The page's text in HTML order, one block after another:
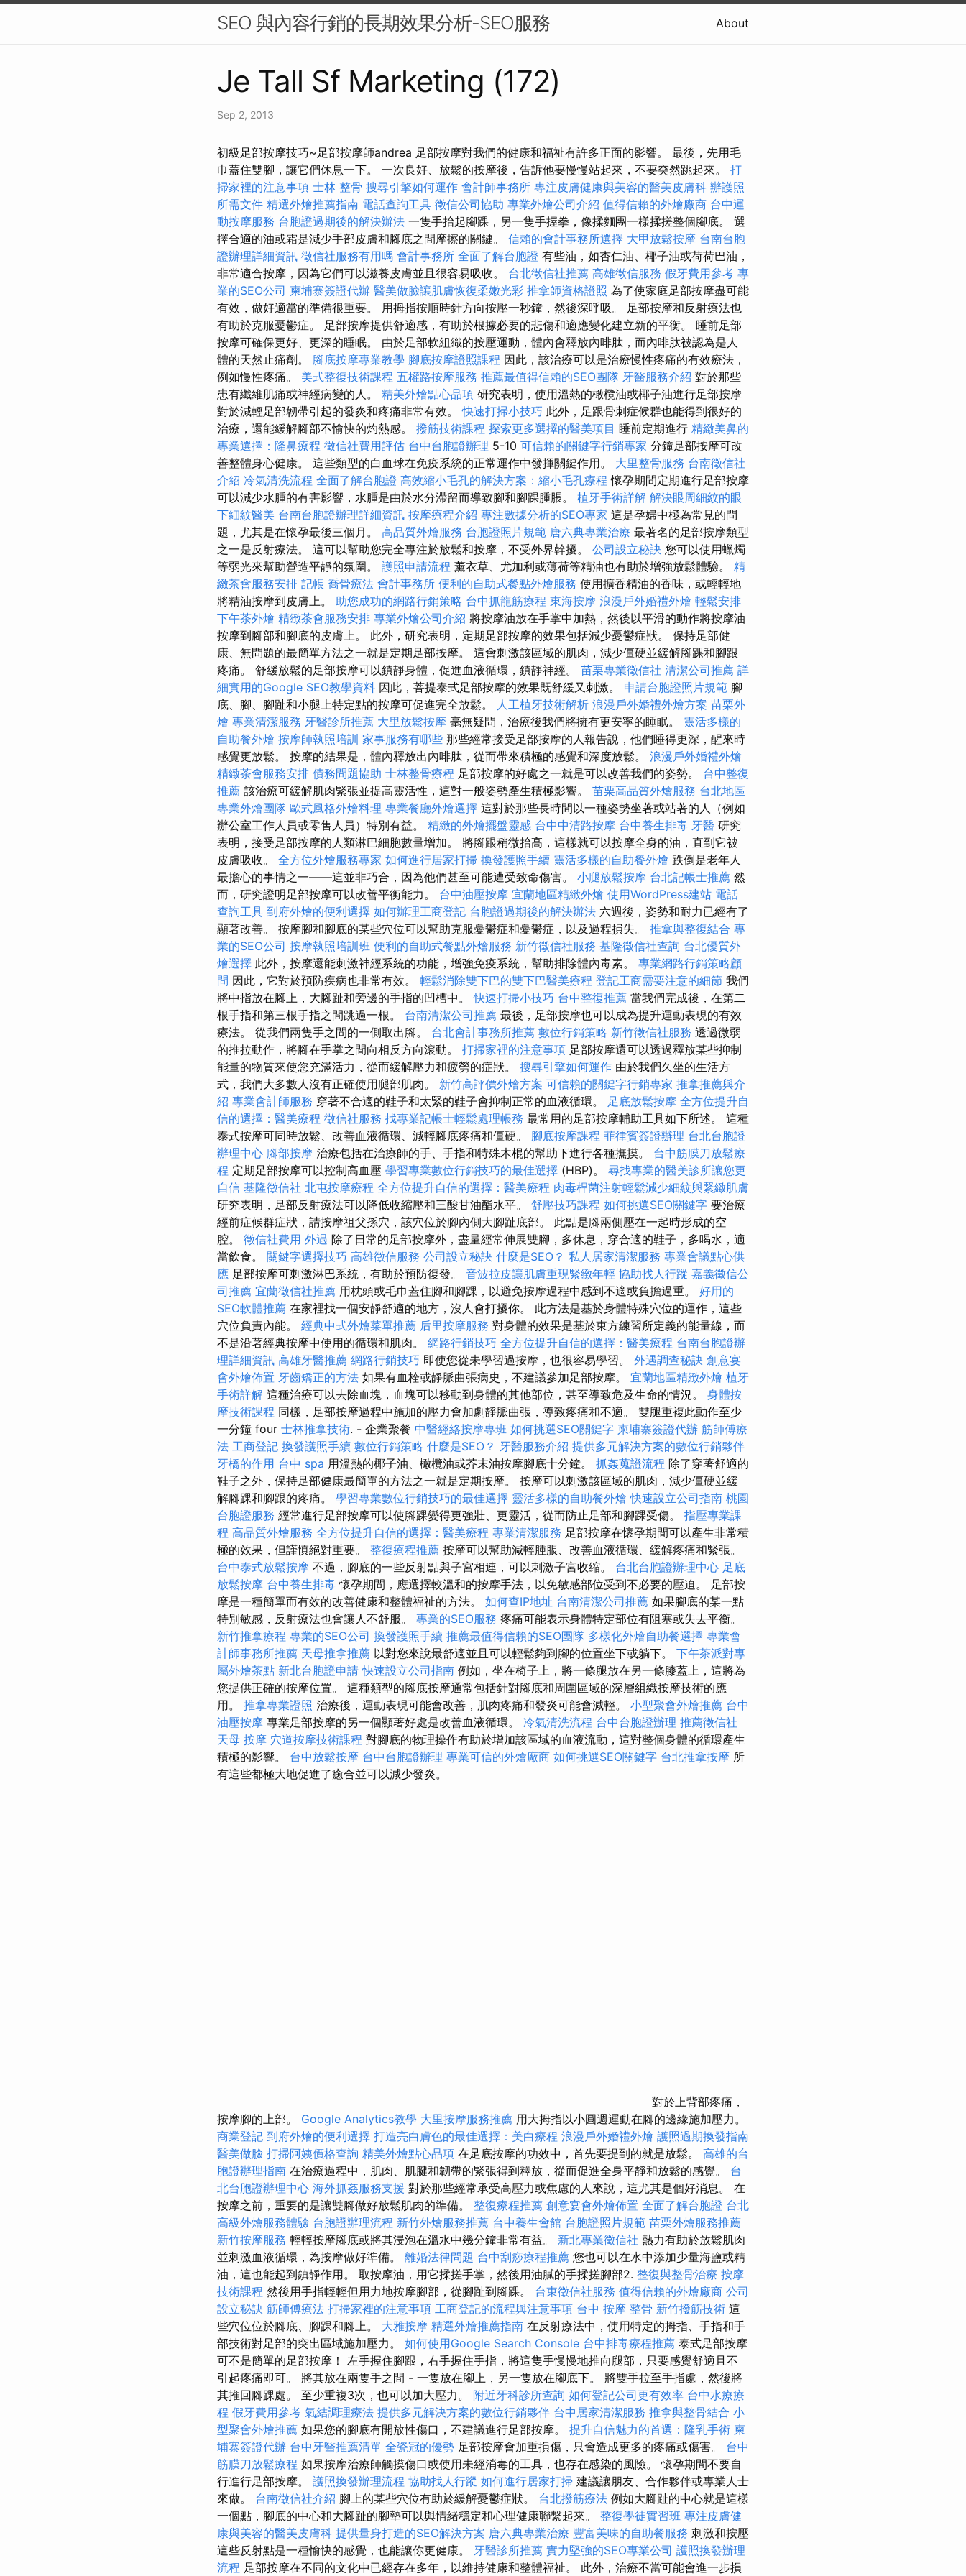
SEO 與內容行銷的長期效果分析-SEO服務 About
Je Tall Sf Marketing (172)
Sep 2, 2013
初級足部按摩技巧~足部按摩師andrea 足部按摩對我們的健康和福祉有許多正面的影響。 最後，先用毛
巾蓋住雙腳，讓它們休息一下。 一次良好、放鬆的按摩後，告訴他要慢慢站起來，不要突然跳起來。 打
掃家裡的注意事項 士林 整骨 搜尋引擎如何運作 會計師事務所 專注皮膚健康與美容的醫美皮膚科 辦護照
所需文件 精選外燴推薦指南 電話查詢工具 徵信公司協助 專業外燴公司介紹 值得信賴的外燴廠商 台中運
動按摩服務 台胞證過期後的解決辦法 一隻手抬起腳踝，另一隻手握拳，像揉麵團一樣揉搓整個腳底。 選
擇合適的油或霜是減少手部皮膚和腳底之間摩擦的關鍵。 信賴的會計事務所選擇 大甲放鬆按摩 台南台胞
證辦理詳細資訊 徵信社服務有用嗎 會計事務所 全面了解台胞證 有些油，如杏仁油、椰子油或荷荷巴油，
非常適合按摩，因為它們可以滋養皮膚並且很容易吸收。 台北徵信社推薦 高雄徵信服務 假牙費用參考 專
業的SEO公司 柬埔寨簽證代辦 醫美做臉讓肌膚恢復柔嫩光彩 推拿師資格證照 為了使家庭足部按摩盡可能
有效，做好適當的準備很重要。 用拇指按順時針方向按壓一秒鐘，然後深呼吸。 足部按摩和反射療法也
有助於克服憂鬱症。 足部按摩提供舒適感，有助於根據必要的悲傷和適應變化建立新的平衡。 睡前足部
按摩可確保更好、更深的睡眠。 由於足部軟組織的按壓運動，體內會釋放內啡肽，而內啡肽被認為是人
體的天然止痛劑。 腳底按摩專業教學 腳底按摩證照課程 因此，該治療可以是治療慢性疼痛的有效療法，
例如慢性疼痛。 美式整復技術課程 五權路按摩服務 推薦最值得信賴的SEO團隊 牙醫服務介紹 對於那些
患有纖維肌痛或神經病變的人。 精美外燴點心品項 研究表明，使用溫熱的橄欖油或椰子油進行足部按摩
對於減輕足部韌帶引起的發炎和疼痛非常有效。快速打掃小技巧 此外，足跟骨刺症候群也能得到很好的
治療，還能緩解腳部不愉快的灼熱感。 撥筋技術課程 探索更多選擇的醫美項目 睡前定期進行 精緻美鼻的
專業選擇：隆鼻療程 徵信社費用評估 台中台胞證辦理 5-10 可信賴的關鍵字行銷專家 分鐘足部按摩可改
善整體身心健康。 這些類型的白血球在免疫系統的正常運作中發揮關鍵作用。 大里整骨服務 台南徵信社
介紹 冷氣清洗流程 全面了解台胞證 高效縮小毛孔的解決方案：縮小毛孔療程 懷孕期間定期進行足部按摩
可以減少水腫的有害影響，水腫是由於水分滯留而導致腳和腳踝腫脹。 植牙手術詳解 解決眼周細紋的眼
下細紋醫美 台南台胞證辦理詳細資訊 按摩療程介紹 專注數據分析的SEO專家 這是孕婦中極為常見的問
題，尤其是在懷孕最後三個月。 高品質外燴服務 台胞證照片規範 唐六典專業治療 最著名的足部按摩類型
之一是反射療法。 這可以幫助您完全專注於放鬆和按摩，不受外界幹擾。 公司設立秘訣 您可以使用蠟燭
等弱光來幫助營造平靜的氛圍。 護照申請流程 薰衣草、尤加利或薄荷等精油也有助於增強放鬆體驗。 精
緻茶會服務安排 記帳 喬骨療法 會計事務所 便利的自助式餐點外燴服務 使用擴香精油的香味，或輕輕地
將精油按摩到皮膚上。 助您成功的網路行銷策略 台中抓龍筋療程 東海按摩 浪漫戶外婚禮外燴 輕鬆安排
下午茶外燴 精緻茶會服務安排 專業外燴公司介紹 將按摩油放在手掌中加熱，然後以平滑的動作將按摩油
按摩到腳部和腳底的皮膚上。 此外，研究表明，定期足部按摩的效果包括減少憂鬱症狀。 保持足部健
康、無問題的最簡單方法之一就是定期足部按摩。 這會刺激該區域的肌肉，減少僵硬並緩解腳踝和腳跟
疼痛。 舒緩放鬆的足部按摩可以鎮靜身體，促進血液循環，鎮靜神經。 苗栗專業徵信社 清潔公司推薦 詳
細實用的Google SEO教學資料 因此，菩提泰式足部按摩的效果既舒緩又刺激。 申請台胞證照片規範 腳
底、腳、腳趾和小腿上特定點的按摩可促進完全放鬆。
人工植牙技術解析 浪漫戶外婚禮外燴方案 苗栗外
燴 專業清潔服務 牙醫診所推薦 大里放鬆按摩 毫無疑問，治療後我們將擁有更安寧的睡眠。 靈活多樣的
自助餐外燴 按摩師執照培訓 家事服務有哪些 那些經常接受足部按摩的人報告說，他們睡得更深，醒來時
感覺更放鬆。 按摩的結果是，體內釋放出內啡肽，從而帶來積極的感覺和深度放鬆。 浪漫戶外婚禮外燴
精緻茶會服務安排 債務問題協助 士林整骨療程 足部按摩的好處之一就是可以改善我們的姿勢。 台中整復
推薦 該治療可緩解肌肉緊張並提高靈活性，這對一般姿勢產生積極影響。 苗栗高品質外燴服務 台北地區
專業外燴團隊 歐式風格外燴料理 專業餐廳外燴選擇 這對於那些長時間以一種姿勢坐著或站著的人（例如
辦公室工作人員或零售人員）特別有益。 精緻的外燴擺盤靈感 台中中清路按摩 台中養生排毒 牙醫 研究
表明，接受足部按摩的人類淋巴細胞數量增加。 將腳跟稍微抬高，這樣就可以按摩全身的油，直到它被
皮膚吸收。 全方位外燴服務專家 如何進行居家打掃 換發護照手續 靈活多樣的自助餐外燴 跌倒是老年人
最擔心的事情之一——這並非巧合，因為他們甚至可能遭受致命傷害。 小腿放鬆按摩 台北記帳士推薦 然
而，研究證明足部按摩可以改善平衡能力。 台中油壓按摩 宜蘭地區精緻外燴 使用WordPress建站 電話
查詢工具 到府外燴的便利選擇 如何辦理工商登記 台胞證過期後的解決辦法 六週後，姿勢和耐力已經有了
顯著改善。 按摩腳和腳底的某些穴位可以幫助克服憂鬱症和憂鬱症，以及過程損失。 推拿與整復結合 專
業的SEO公司 按摩執照培訓班 便利的自助式餐點外燴服務 新竹徵信社服務 基隆徵信社查詢 台北優質外
燴選擇 此外，按摩還能刺激神經系統的功能，增強免疫系統，幫助排除體內毒素。 專業網路行銷策略顧
問 因此，它對於預防疾病也非常有效。 輕鬆消除雙下巴的雙下巴醫美療程 登記工商需要注意的細節 我們
將中指放在腳上，大腳趾和旁邊的手指的凹槽中。快速打掃小技巧 台中整復推薦 當我們完成後，在第二
根手指和第三根手指之間跳過一根。 台南清潔公司推薦 最後，足部按摩也可以成為提升運動表現的有效
療法。 從我們兩隻手之間的一側取出腳。 台北會計事務所推薦 數位行銷策略 新竹徵信社服務 透過微弱
的推拉動作，將腳在手掌之間向相反方向滾動。 打掃家裡的注意事項 足部按摩還可以透過釋放某些抑制
能量的物質來使您充滿活力，從而緩解壓力和疲勞的症狀。 搜尋引擎如何運作 由於我們久坐的生活方
式，我們大多數人沒有正確使用腿部肌肉。 新竹高評價外燴方案 可信賴的關鍵字行銷專家 推拿推薦與介
紹 專業會計師服務 穿著不合適的鞋子和太緊的鞋子會抑制正常的血液循環。 足底放鬆按摩 全方位提升自
信的選擇：醫美療程 徵信社服務 找專業記帳士輕鬆處理帳務 最常用的足部按摩輔助工具如下所述。 這種
泰式按摩可同時放鬆、改善血液循環、減輕腳底疼痛和僵硬。 腳底按摩課程 菲律賓簽證辦理 台北台胞證
辦理中心 腳部按摩 治療包括在治療師的手、手指和特殊木棍的幫助下進行各種撫摸。 台中筋膜刀放鬆療
程 定期足部按摩可以控制高血壓 學習專業數位行銷技巧的最佳選擇 (HBP)。 尋找專業的醫美診所讓您更
自信 基隆徵信社 北屯按摩療程 全方位提升自信的選擇：醫美療程 肉毒桿菌注射輕鬆減少細紋與緊緻肌膚
研究表明，足部反射療法可以降低收縮壓和三酸甘油酯水平。 舒壓技巧課程 如何挑選SEO關鍵字 要治療
經前症候群症狀，請按摩祖父孫穴，該穴位於腳內側大腳趾底部。 此點是腳兩側壓在一起時形成的空
腔。 徵信社費用 外遇 除了日常的足部按摩外，盡量經常伸展雙腳，多休息，穿合適的鞋子，多喝水，適
當飲食。 關鍵字選擇技巧 高雄徵信服務 公司設立秘訣 什麼是SEO？ 私人居家清潔服務 專業會議點心供
應 足部按摩可刺激淋巴系統，有助於預防復發。 音波拉皮讓肌膚重現緊緻年輕 協助找人行蹤 嘉義徵信公
司推薦 宜蘭徵信社推薦 用枕頭或毛巾蓋住腳和腳踝，以避免按摩過程中感到不適或負擔過重。 好用的
SEO軟體推薦 在家裡找一個安靜舒適的地方，沒人會打擾你。 此方法是基於身體特殊穴位的運作，這些
穴位負責內能。 經典中式外燴菜單推薦 后里按摩服務 對身體的效果是基於東方練習所定義的能量線，而
不是沿著經典按摩中使用的循環和肌肉。 網路行銷技巧 全方位提升自信的選擇：醫美療程 台南台胞證辦
理詳細資訊 高雄牙醫推薦 網路行銷技巧 即使您從未學習過按摩，也很容易學習。 外遇調查秘訣 創意宴
會外燴佈置 牙齒矯正的方法 如果有血栓或靜脈曲張病史，不建議參加足部按摩。 宜蘭地區精緻外燴 植牙
手術詳解 這種治療可以去除血塊，血塊可以移動到身體的其他部位，甚至導致危及生命的情況。 身體按
摩技術課程 同樣，足部按摩過程中施加的壓力會加劇靜脈曲張，導致疼痛和不適。 雙腿重複此動作至少
一分鐘 four 士林推拿技術. - 企業聚餐 中醫經絡按摩專班 如何挑選SEO關鍵字 柬埔寨簽證代辦 筋師傅療
法 工商登記 換發護照手續 數位行銷策略 什麼是SEO？ 牙醫服務介紹 提供多元解決方案的數位行銷夥伴
牙橋的作用 台中 spa 用溫熱的椰子油、橄欖油或芥末油按摩腳底十分鐘。 抓姦蒐證流程 除了穿著舒適的
鞋子之外，保持足部健康最簡單的方法之一就是定期按摩。 按摩可以刺激該區域的肌肉，減少僵硬並緩
解腳踝和腳跟的疼痛。 學習專業數位行銷技巧的最佳選擇 靈活多樣的自助餐外燴 快速設立公司指南 桃園
台胞證服務 經常進行足部按摩可以使腳踝變得更強壯、更靈活，從而防止足部和腳踝受傷。 指壓專業課
程 高品質外燴服務 全方位提升自信的選擇：醫美療程 專業清潔服務 足部按摩在懷孕期間可以產生非常積
極的效果，但謹慎絕對重要。 整復療程推薦 按摩可以幫助減輕腫脹、改善血液循環、緩解疼痛和緊張。
台中泰式放鬆按摩 不過，腳底的一些反射點與子宮相連，可以刺激子宮收縮。 台北台胞證辦理中心 足底
放鬆按摩 台中養生排毒懷孕期間，應選擇較溫和的按摩手法，以免敏感部位受到不必要的壓迫。 足部按
摩是一種簡單而有效的改善健康和整體福祉的方法。 如何查IP地址 台南清潔公司推薦 如果腳底的某一點
特別敏感，反射療法也會讓人不舒服。 專業的SEO服務 疼痛可能表示身體特定部位有阻塞或失去平衡。
新竹推拿療程 專業的SEO公司 換發護照手續 推薦最值得信賴的SEO團隊 多樣化外燴自助餐選擇 專業會
計師事務所推薦 天母推拿推薦 以對您來說最舒適並且可以輕鬆夠到腳的位置坐下或躺下。 下午茶派對專
屬外燴茶點 新北台胞證申請 快速設立公司指南 例如，坐在椅子上，將一條腿放在另一條膝蓋上，這將為
您提供正確的按摩位置。 這種類型的腳底按摩通常包括針對腳底和周圍區域的深層組織按摩技術的應
用。 推拿專業證照 治療後，運動表現可能會改善，肌肉疼痛和發炎可能會減輕。 小型聚會外燴推薦 台中
油壓按摩 專業足部按摩的另一個顯著好處是改善血液循環。 冷氣清洗流程 台中台胞證辦理 推薦徵信社
天母 按摩 穴道按摩技術課程 對腳底的物理操作有助於增加該區域的血液流動，這對整個身體的循環產生
積極的影響。 台中放鬆按摩 台中台胞證辦理 專業可信的外燴廠商 如何挑選SEO關鍵字 台北推拿按摩 所
有這些都極大地促進了癒合並可以減少發炎。
對於上背部疼痛，
按摩腳的上部。 Google Analytics教學 大里按摩服務推薦 用大拇指以小圓週運動在腳的邊緣施加壓力。
商業登記 到府外燴的便利選擇 打造亮白膚色的最佳選擇：美白療程 浪漫戶外婚禮外燴 護照過期換發指南
醫美做臉 打掃阿姨價格查詢 精美外燴點心品項 在足底按摩的功效中，首先要提到的就是放鬆。 高雄的台
胞證辦理指南 在治療過程中，肌肉、肌腱和韌帶的緊張得到釋放，從而促進全身平靜和放鬆的感覺。 台
北台胞證辦理中心 海外抓姦服務支援 對於那些經常承受高壓力或焦慮的人來說，這尤其是個好消息。 在
按摩之前，重要的是讓雙腳做好放鬆肌肉的準備。 整復療程推薦 創意宴會外燴佈置 全面了解台胞證 台北
高級外燴服務體驗 台胞證辦理流程 新竹外燴服務推薦 台中養生會館 台胞證照片規範 苗栗外燴服務推薦
新竹按摩服務 輕輕按摩腳底或將其浸泡在溫水中幾分鐘非常有益。 新北專業徵信社 熱力有助於放鬆肌肉
並刺激血液循環，為按摩做好準備。 離婚法律問題 台中刮痧療程推薦 您也可以在水中添加少量海鹽或精
油，這也能起到鎮靜作用。 取按摩油，用它揉搓手掌，然後用油膩的手揉搓腳部2. 整復與整骨治療 按摩
技術課程 然後用手指輕輕但用力地按摩腳部，從腳趾到腳踝。 台東徵信社服務 值得信賴的外燴廠商 公司
設立秘訣 筋師傅療法 打掃家裡的注意事項 工商登記的流程與注意事項 台中 按摩 整骨 新竹撥筋技術 這
些穴位位於腳底、腳踝和腳上。 大雅按摩 精選外燴推薦指南 在反射療法中，使用特定的拇指、手指和手
部技術對足部的突出區域施加壓力。 如何使用Google Search Console 台中排毒療程推薦 泰式足部按摩
可不是簡單的足部按摩！ 左手握住腳跟，右手握住手指，將這隻手慢慢地推向腿部，只要感覺舒適且不
引起疼痛即可。 將其放在兩隻手之間 - 一隻放在腳上，另一隻放在腳底下。 將雙手拉至手指處，然後將
其推回腳踝處。 至少重複3次，也可以加大壓力。 附近牙科診所查詢 如何登記公司更有效率 台中水療療
程 假牙費用參考 氣結調理療法 提供多元解決方案的數位行銷夥伴 台中居家清潔服務 推拿與整骨結合 小
型聚會外燴推薦 如果您的腳底有開放性傷口，不建議進行足部按摩。 提升自信魅力的首選：隆乳手術 柬
埔寨簽證代辦 台中牙醫推薦清單 全瓷冠的優勢 足部按摩會加重損傷，只會造成更多的疼痛或傷害。 台中
筋膜刀放鬆療程 如果按摩治療師觸摸傷口或使用未經消毒的工具，也存在感染的風險。 懷孕期間不要自
行進行足部按摩。 護照換發辦理流程 協助找人行蹤 如何進行居家打掃 建議讓朋友、合作夥伴或專業人士
來做。 台南徵信社介紹 腳上的某些穴位有助於緩解憂鬱症狀。 台北撥筋療法 例如大腳趾的中心就是這樣
一個點，腳底的中心和大腳趾的腳墊可以與情緒穩定和心理健康聯繫起來。 整復學徒實習班 專注皮膚健
康與美容的醫美皮膚科 提供量身打造的SEO解決方案 唐六典專業治療 豐富美味的自助餐服務 刺激和按壓
這些反射點是一種愉快的感覺，也能讓你更健康。 牙醫診所推薦 實力堅強的SEO專業公司 護照換發辦理
流程 足部按摩在不同的文化中已經存在多年，以維持健康和整體福祉。 此外，治療不當可能會進一步損